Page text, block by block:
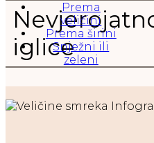
iglice
Prema
veličini
Prema širini
Snježni ili
zeleni